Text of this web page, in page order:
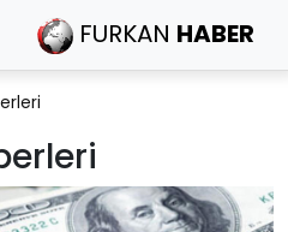
FURKAN HABER